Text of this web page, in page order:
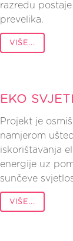
razredu postaje
prevelika.
VIŠE...
EKO
Projekt je
namjerom
iskorištavanja
energije uz
sunčeve
VIŠE...